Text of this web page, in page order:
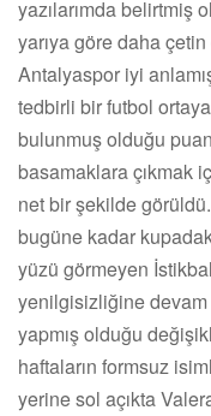
yazılarımda belirtmiş
yarıya göre daha
Antalyaspor iyi
tedbirli bir futbol
bulunmuş olduğu
basamaklara çıkmak
net bir şekilde
bugüne kadar
yüzü görmeyen
yenilgisizliğine
yapmış olduğu
haftaların formsuz
yerine sol açıkta